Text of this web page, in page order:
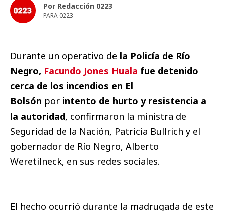
Por Redacción 0223
PARA 0223
Durante un operativo de la Policía de Río
Negro, Facundo Jones Huala fue detenido
cerca de los incendios en El
Bolsón por intento de hurto y resistencia a
la autoridad, confirmaron la ministra de
Seguridad de la Nación, Patricia Bullrich y el
gobernador de Río Negro, Alberto
Weretilneck, en sus redes sociales.
El hecho ocurrió durante la madrugada de este